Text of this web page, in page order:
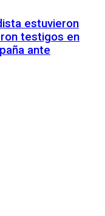
estuvieron
testigos en
ante